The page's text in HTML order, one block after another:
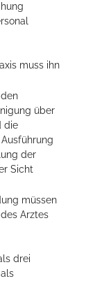
muss ihn
über
die
der
Sicht
müssen
Arztes
drei